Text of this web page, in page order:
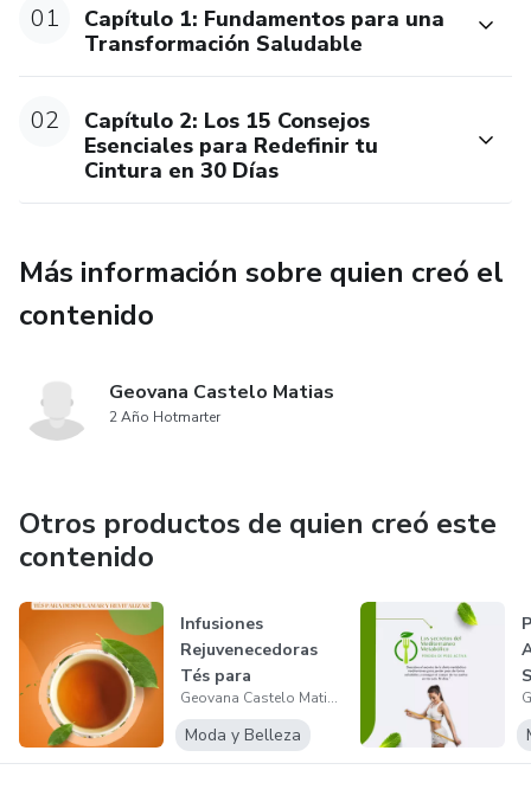
01
Capítulo 1: Fundamentos para una
Transformación Saludable
02
Capítulo 2: Los 15 Consejos
Esenciales para Redefinir tu
Cintura en 30 Días
Más información sobre quien creó el
contenido
Geovana Castelo Matias
2 Año Hotmarter
Otros productos de quien creó este
contenido
Infusiones
Rejuvenecedoras
Tés para
Desinflamar y
Revitaliza...
Geovana Castelo Matias
Moda y Belleza